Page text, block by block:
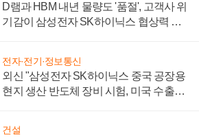
D램과 HBM 내년 물량도 '품절', 고객사 위
기감이 삼성전자 SK하이닉스 협상력 더
전자·전기·정보통신
외신 "삼성전자 SK하이닉스 중국 공장용
현지 생산 반도체 장비 시험, 미국 수출통
건설